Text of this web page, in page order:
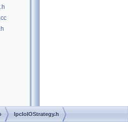
IpcIoIOStrategy.h